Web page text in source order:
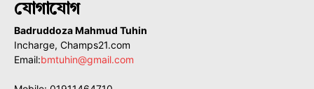
যোগাযোগ
Badruddoza Mahmud Tuhin
Incharge, Champs21.com
Email:bmtuhin@gmail.com